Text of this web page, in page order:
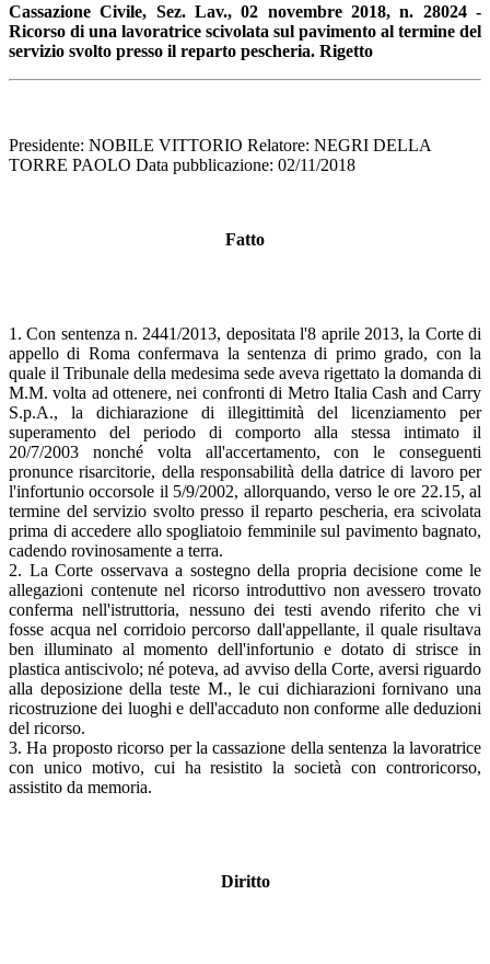
Cassazione Civile, Sez. Lav., 02 novembre 2018, n. 28024 -
Ricorso di una lavoratrice scivolata sul pavimento al termine del
servizio svolto presso il reparto pescheria. Rigetto
Presidente: NOBILE VITTORIO Relatore: NEGRI DELLA
TORRE PAOLO Data pubblicazione: 02/11/2018
Fatto
1. Con sentenza n. 2441/2013, depositata l'8 aprile 2013, la Corte di
appello di Roma confermava la sentenza di primo grado, con la
quale il Tribunale della medesima sede aveva rigettato la domanda di
M.M. volta ad ottenere, nei confronti di Metro Italia Cash and Carry
S.p.A., la dichiarazione di illegittimità del licenziamento per
superamento del periodo di comporto alla stessa intimato il
20/7/2003 nonché volta all'accertamento, con le conseguenti
pronunce risarcitorie, della responsabilità della datrice di lavoro per
l'infortunio occorsole il 5/9/2002, allorquando, verso le ore 22.15, al
termine del servizio svolto presso il reparto pescheria, era scivolata
prima di accedere allo spogliatoio femminile sul pavimento bagnato,
cadendo rovinosamente a terra.
2. La Corte osservava a sostegno della propria decisione come le
allegazioni contenute nel ricorso introduttivo non avessero trovato
conferma nell'istruttoria, nessuno dei testi avendo riferito che vi
fosse acqua nel corridoio percorso dall'appellante, il quale risultava
ben illuminato al momento dell'infortunio e dotato di strisce in
plastica antiscivolo; né poteva, ad avviso della Corte, aversi riguardo
alla deposizione della teste M., le cui dichiarazioni fornivano una
ricostruzione dei luoghi e dell'accaduto non conforme alle deduzioni
del ricorso.
3. Ha proposto ricorso per la cassazione della sentenza la lavoratrice
con unico motivo, cui ha resistito la società con controricorso,
assistito da memoria.
Diritto